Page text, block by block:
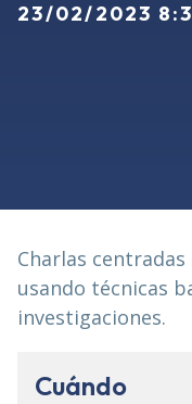
23/02/2023
Charlas
usando técnicas
investigaciones.
Cuándo